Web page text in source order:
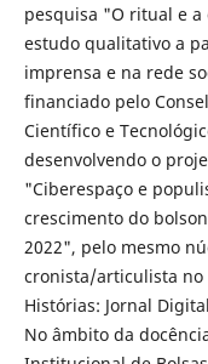
pesquisa "O ritual e
estudo qualitativo a
imprensa e na rede
financiado pelo
Científico e
desenvolvendo o
"Ciberespaço e
crescimento do
2022", pelo mesmo
cronista/articulista no
Histórias: Jornal
No âmbito da